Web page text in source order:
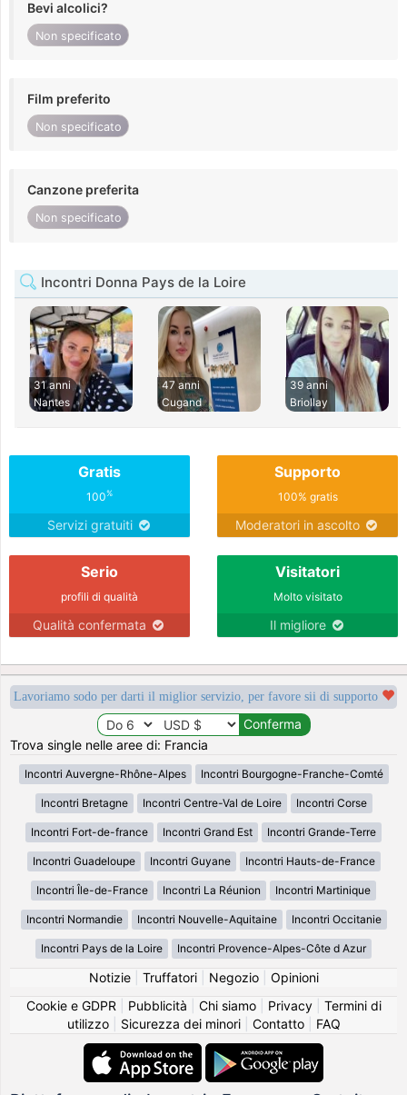
Bevi alcolici?
Non specificato
Film preferito
Non specificato
Canzone preferita
Non specificato
Incontri Donna Pays de la Loire
31 anni
Nantes
47 anni
Cugand
39 anni
Briollay
Gratis
100%
Servizi gratuiti
Supporto
100% gratis
Moderatori in ascolto
Serio
profili di qualità
Qualità confermata
Visitatori
Molto visitato
Il migliore
Lavoriamo sodo per darti il miglior servizio, per favore sii di supporto
Trova single nelle aree di: Francia
Incontri Auvergne-Rhône-Alpes Incontri Bourgogne-Franche-Comté
Incontri Bretagne Incontri Centre-Val de Loire Incontri Corse
Incontri Fort-de-france Incontri Grand Est Incontri Grande-Terre
Incontri Guadeloupe Incontri Guyane Incontri Hauts-de-France
Incontri Île-de-France Incontri La Réunion Incontri Martinique
Incontri Normandie Incontri Nouvelle-Aquitaine Incontri Occitanie
Incontri Pays de la Loire Incontri Provence-Alpes-Côte d Azur
Notizie| Truffatori| Negozio| Opinioni
Cookie e GDPR
Pubblicità Chi siamo| Privacy| Termini di
utilizzo| Sicurezza dei minori| Contatto| FAQ